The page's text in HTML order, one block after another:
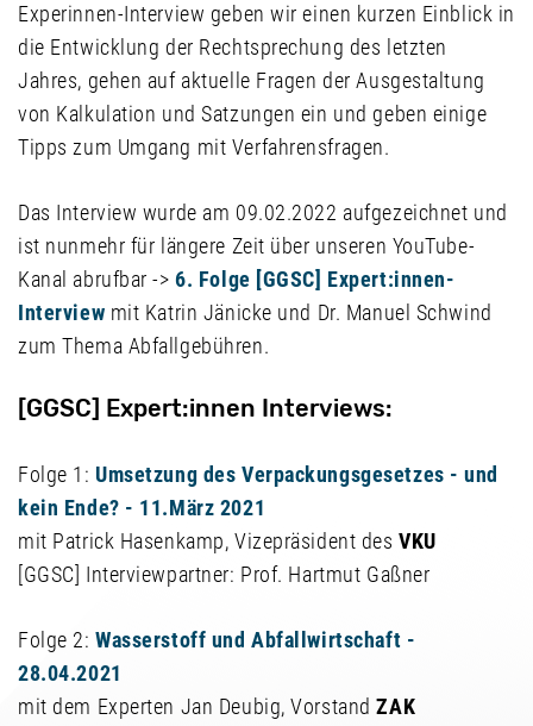
Experinnen-Interview geben wir einen kurzen Einblick in
die Entwicklung der Rechtsprechung des letzten
Jahres, gehen auf aktuelle Fragen der Ausgestaltung
von Kalkulation und Satzungen ein und geben einige
Tipps zum Umgang mit Verfahrensfragen.
Das Interview wurde am 09.02.2022 aufgezeichnet und
ist nunmehr für längere Zeit über unseren YouTube-
Kanal abrufbar ->6. Folge [GGSC] Expert:innen-
Interview mit Katrin Jänicke und Dr. Manuel Schwind
zum Thema Abfallgebühren.
[GGSC] Expert:innen Interviews:
Folge 1: Umsetzung des Verpackungsgesetzes - und
kein Ende? - 11.März 2021
mit Patrick Hasenkamp, Vizepräsident desVKU
[GGSC] Interviewpartner: Prof. Hartmut Gaßner
Folge 2:Wasserstoff und Abfallwirtschaft -
28.04.2021
mit dem Experten Jan Deubig, VorstandZAK